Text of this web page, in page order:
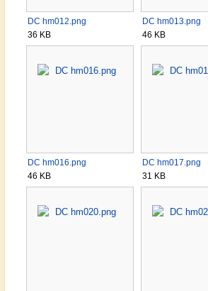
DC hm012.png
36 KB
DC hm013.png
46 KB
DC hm016.png
46 KB
DC hm017.png
31 KB